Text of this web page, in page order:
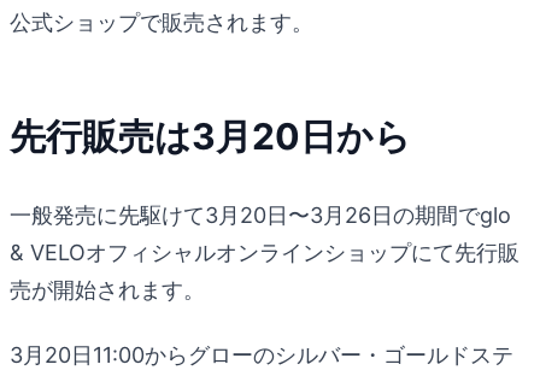
公式ショップで販売されます。
先行販売は3月20日から
一般発売に先駆けて3月20日〜3月26日の期間でglo
& VELOオフィシャルオンラインショップにて先行販
売が開始されます。
3月20日11:00からグローのシルバー・ゴールドステ